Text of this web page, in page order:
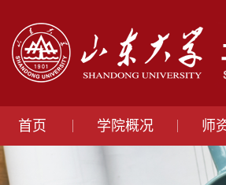
首页 学院概况 师